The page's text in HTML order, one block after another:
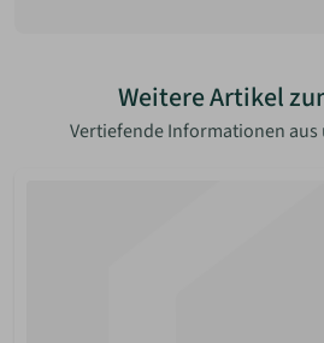
Weitere Artikel
Vertiefende Informationen aus